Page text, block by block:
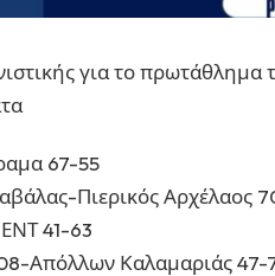
για το πρωτάθλημα
67-55
Πιερικός Αρχέλαος
41-63
Απόλλων Καλαμαριάς 47-